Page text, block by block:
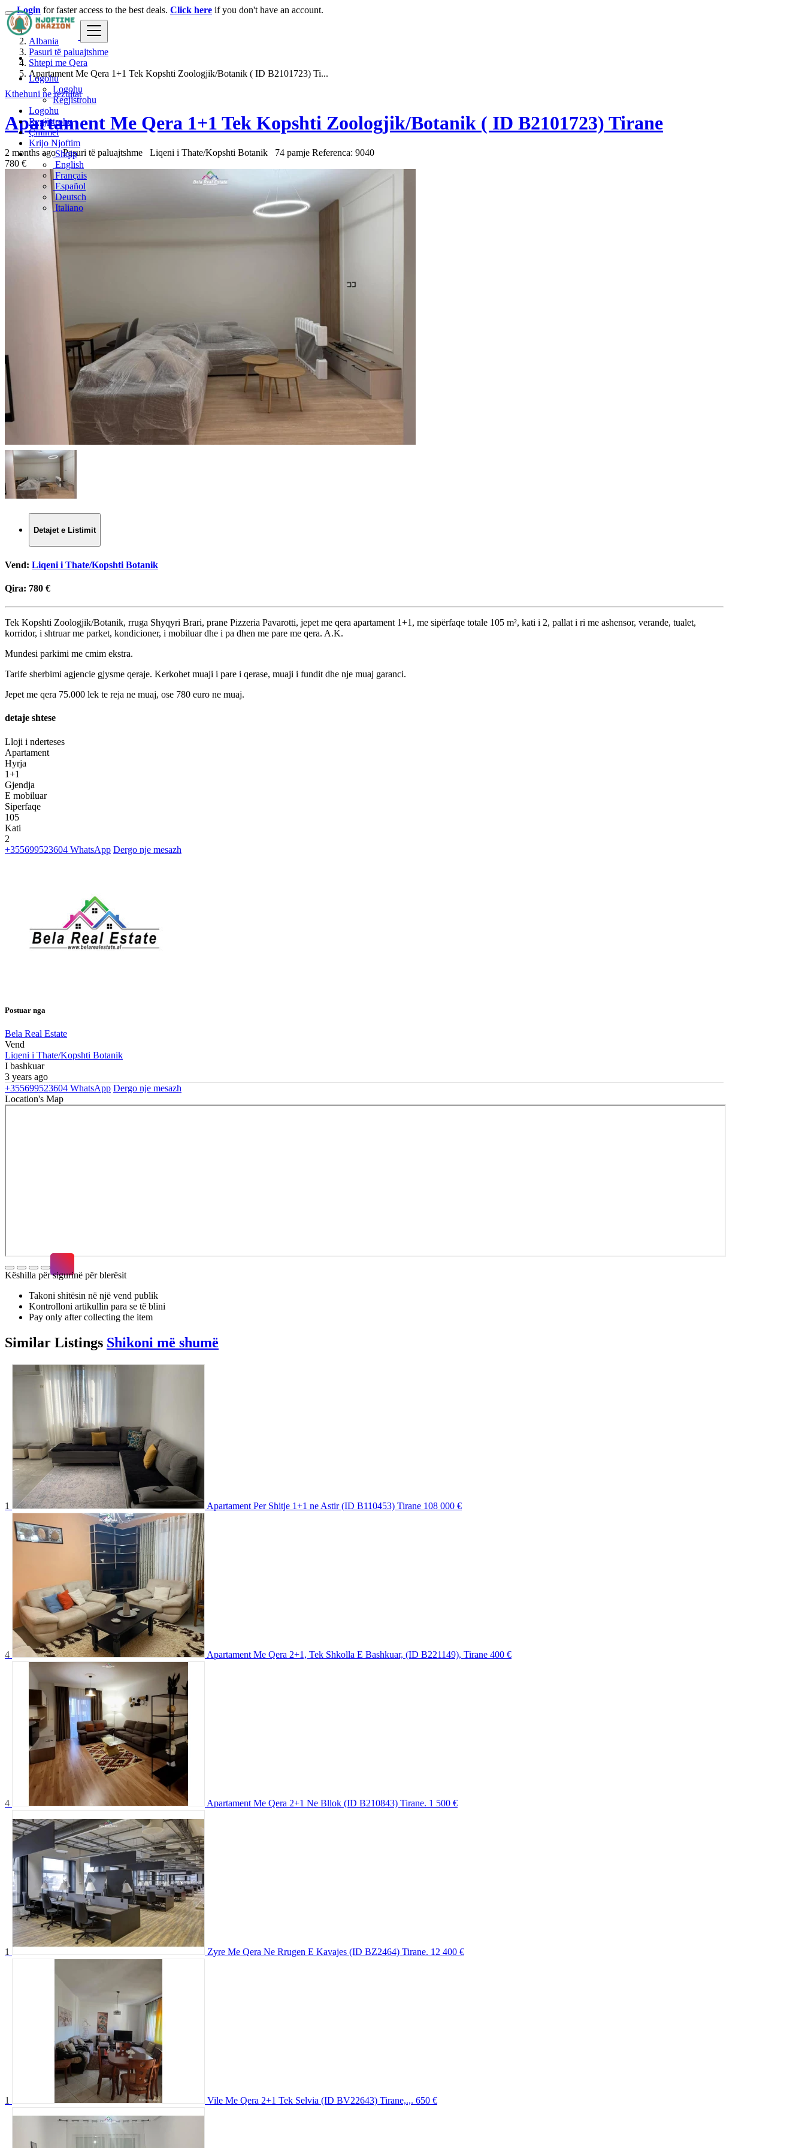
Logohu
Logohu
Regjistrohu
Logohu
Regjistrohu
Çmimet
Krijo Njoftim
Shqip
English
Français
Español
Deutsch
Italiano
Login for faster access to the best deals. Click here if you don't have an account.
Albania
Pasuri të paluajtshme
Shtepi me Qera
Apartament Me Qera 1+1 Tek Kopshti Zoologjik/Botanik ( ID B2101723) Ti...
Kthehuni ne rezultat
Apartament Me Qera 1+1 Tek Kopshti Zoologjik/Botanik ( ID B2101723) Tirane
2 months ago Pasuri të paluajtshme Liqeni i Thate/Kopshti Botanik 74 pamje Referenca: 9040
780 €
Detajet e Listimit
Vend: Liqeni i Thate/Kopshti Botanik
Qira: 780 €
Tek Kopshti Zoologjik/Botanik, rruga Shyqyri Brari, prane Pizzeria Pavarotti, jepet me qera apartament 1+1, me sipërfaqe totale 105 m², kati i 2, pallat i ri me ashensor, verande, tualet,
korridor, i shtruar me parket, kondicioner, i mobiluar dhe i pa dhen me pare me qera. A.K.
Mundesi parkimi me cmim ekstra.
Tarife sherbimi agjencie gjysme qeraje. Kerkohet muaji i pare i qerase, muaji i fundit dhe nje muaj garanci.
Jepet me qera 75.000 lek te reja ne muaj, ose 780 euro ne muaj.
detaje shtese
Lloji i nderteses
Apartament
Hyrja
1+1
Gjendja
E mobiluar
Siperfaqe
105
Kati
2
+355699523604 WhatsApp Dergo nje mesazh
Postuar nga
Bela Real Estate
Vend
Liqeni i Thate/Kopshti Botanik
I bashkuar
3 years ago
+355699523604 WhatsApp Dergo nje mesazh
Location's Map
Këshilla për sigurinë për blerësit
Takoni shitësin në një vend publik
Kontrolloni artikullin para se të blini
Pay only after collecting the item
Similar Listings Shikoni më shumë
1 Apartament Per Shitje 1+1 ne Astir (ID B110453) Tirane 108 000 €
4 Apartament Me Qera 2+1, Tek Shkolla E Bashkuar, (ID B221149), Tirane 400 €
4 Apartament Me Qera 2+1 Ne Bllok (ID B210843) Tirane. 1 500 €
1 Zyre Me Qera Ne Rrugen E Kavajes (ID BZ2464) Tirane. 12 400 €
1 Vile Me Qera 2+1 Tek Selvia (ID BV22643) Tirane,.,. 650 €